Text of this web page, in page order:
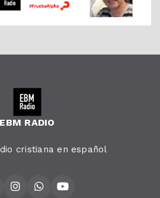
EBM RADIO
cristiana en español